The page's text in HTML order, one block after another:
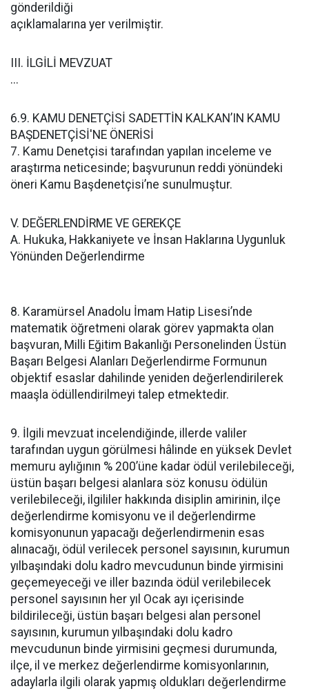
gönderildiği
açıklamalarına yer verilmiştir.
III. İLGİLİ MEVZUAT
...
6.9. KAMU DENETÇİSİ SADETTİN KALKAN’IN KAMU
BAŞDENETÇİSİ'NE ÖNERİSİ
7. Kamu Denetçisi tarafından yapılan inceleme ve
araştırma neticesinde; başvurunun reddi yönündeki
öneri Kamu Başdenetçisi’ne sunulmuştur.
V. DEĞERLENDİRME VE GEREKÇE
A. Hukuka, Hakkaniyete ve İnsan Haklarına Uygunluk
Yönünden Değerlendirme
8. Karamürsel Anadolu İmam Hatip Lisesi’nde
matematik öğretmeni olarak görev yapmakta olan
başvuran, Milli Eğitim Bakanlığı Personelinden Üstün
Başarı Belgesi Alanları Değerlendirme Formunun
objektif esaslar dahilinde yeniden değerlendirilerek
maaşla ödüllendirilmeyi talep etmektedir.
9. İlgili mevzuat incelendiğinde, illerde valiler
tarafından uygun görülmesi hâlinde en yüksek Devlet
memuru aylığının % 200’üne kadar ödül verilebileceği,
üstün başarı belgesi alanlara söz konusu ödülün
verilebileceği, ilgililer hakkında disiplin amirinin, ilçe
değerlendirme komisyonu ve il değerlendirme
komisyonunun yapacağı değerlendirmenin esas
alınacağı, ödül verilecek personel sayısının, kurumun
yılbaşındaki dolu kadro mevcudunun binde yirmisini
geçemeyeceği ve iller bazında ödül verilebilecek
personel sayısının her yıl Ocak ayı içerisinde
bildirileceği, üstün başarı belgesi alan personel
sayısının, kurumun yılbaşındaki dolu kadro
mevcudunun binde yirmisini geçmesi durumunda,
ilçe, il ve merkez değerlendirme komisyonlarının,
adaylarla ilgili olarak yapmış oldukları değerlendirme